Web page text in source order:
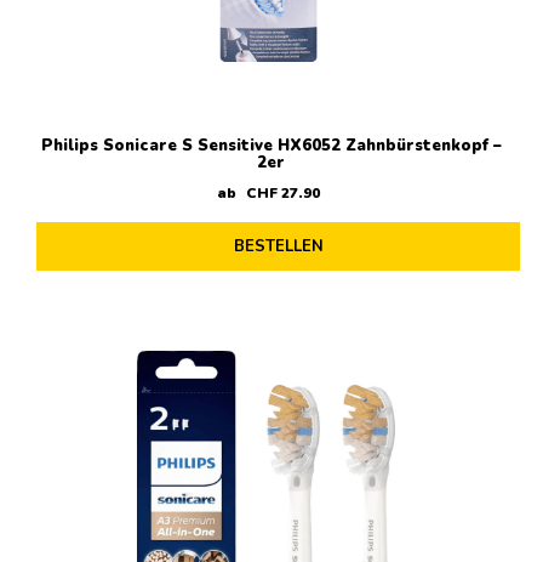
Philips Sonicare S Sensitive HX6052 Zahnbürstenkopf –
2er
ab CHF27.90
BESTELLEN